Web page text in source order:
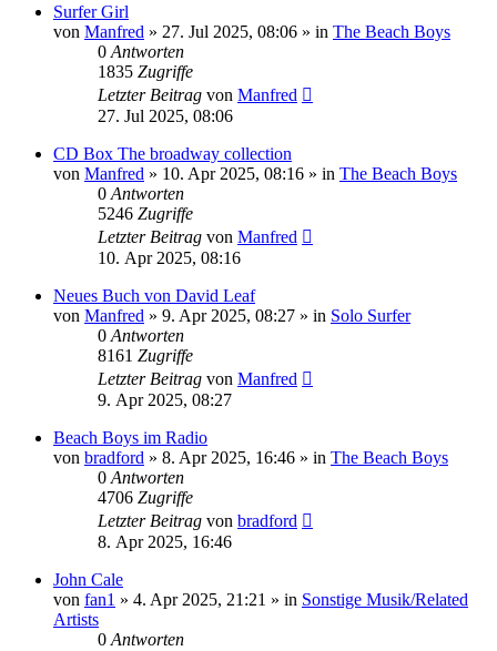
Surfer Girl
von Manfred » 27. Jul 2025, 08:06 » in The Beach Boys
0 Antworten
1835 Zugriffe
Letzter Beitrag von Manfred
27. Jul 2025, 08:06
CD Box The broadway collection
von Manfred » 10. Apr 2025, 08:16 » in The Beach Boys
0 Antworten
5246 Zugriffe
Letzter Beitrag von Manfred
10. Apr 2025, 08:16
Neues Buch von David Leaf
von Manfred » 9. Apr 2025, 08:27 » in Solo Surfer
0 Antworten
8161 Zugriffe
Letzter Beitrag von Manfred
9. Apr 2025, 08:27
Beach Boys im Radio
von bradford » 8. Apr 2025, 16:46 » in The Beach Boys
0 Antworten
4706 Zugriffe
Letzter Beitrag von bradford
8. Apr 2025, 16:46
John Cale
von fan1 » 4. Apr 2025, 21:21 » in Sonstige Musik/Related
Artists
0 Antworten